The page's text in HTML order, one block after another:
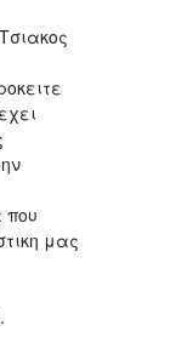
που
μας